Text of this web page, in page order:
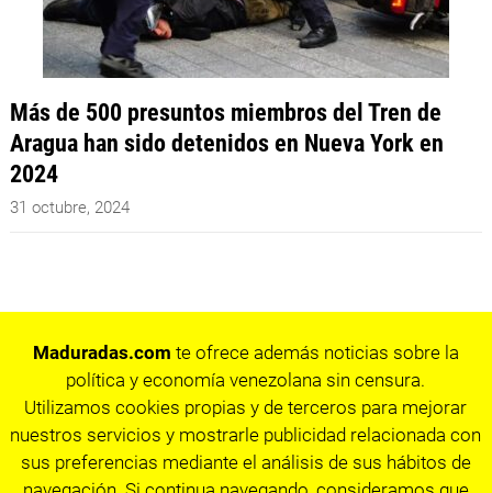
Más de 500 presuntos miembros del Tren de
Aragua han sido detenidos en Nueva York en
2024
31 octubre, 2024
Maduradas.com te ofrece además noticias sobre la
política y economía venezolana sin censura.
Utilizamos cookies propias y de terceros para mejorar
nuestros servicios y mostrarle publicidad relacionada con
sus preferencias mediante el análisis de sus hábitos de